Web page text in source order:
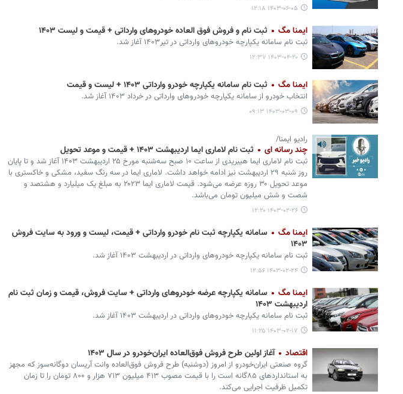
۱۴۰۳-۰۶-۰۵ ۱۲:۱۸
ایمنا مگ ثبت نام و فروش فوق العاده خودروهای وارداتی + قیمت و لیست ۱۴۰۳
ثبت نام سامانه یکپارچه خودروهای وارداتی در تیر۱۴۰۳ آغاز شد.
۱۴۰۳-۰۴-۲۰ ۱۲:۳۷
ایمنا مگ ثبت نام سامانه یکپارچه خودرو وارداتی ۱۴۰۳ + لیست و قیمت
انتخاب خودرو از سامانه یکپارچه خودروهای وارداتی در خرداد ۱۴۰۳ آغاز شد.
۱۴۰۳-۰۳-۰۹ ۰۹:۱۳
رادیو ایمنا/
چند رسانه ای ثبت نام لاماری ایما اردیبهشت ۱۴۰۳ + قیمت و موعد تحویل
ثبت نام لاماری ایما هیبریدی از ساعت ۱۰ صبح سه‌شنبه مورخ ۲۵ اردیبهشت ۱۴۰۳ آغاز شد و تا پایان
روز شنبه ۲۹ اردیبهشت نیز ادامه خواهد داشت. لاماری ایما در سه رنگ سفید، مشکی و خاکستری با
موعد تحویل ۳۰ روزه عرضه می‌شود. قیمت لاماری ایما ۲۰۲۳ به مبلغ یک میلیارد و هشتصد و
شصت و شش میلیون تومان می‌باشد.
۱۴۰۳-۰۲-۲۶ ۱۲:۲۰
ایمنا مگ
سامانه یکپارچه ثبت نام خودرو وارداتی + قیمت، لیست و ورود به سایت فروش
۱۴۰۳
ثبت نام سامانه یکپارچه خودروهای وارداتی در اردیبهشت ۱۴۰۳ آغاز شد.
۱۴۰۳-۰۲-۲۴ ۱۲:۵۶
ایمنا مگ
سامانه یکپارچه عرضه خودروهای وارداتی + سایت فروش، قیمت و زمان ثبت نام
اردیبهشت ۱۴۰۳
ثبت نام سامانه یکپارچه خودروهای وارداتی در اردیبهشت ۱۴۰۳ آغاز شد.
۱۴۰۳-۰۲-۱۷ ۱۱:۲۵
اقتصاد آغاز اولین طرح فروش فوق‌العاده ایران‌خودرو در سال ۱۴۰۳
گروه صنعتی ایران‌خودرو از امروز (دوشنبه) طرح فروش فوق‌العاده وانت آریسان دوگانه‌سوز که مجهز
به استانداردهای ۸۵گانه است را با قیمت مصوب ۴۱۳ میلیون ۷۱۳ هزار و ۸۰۰ تومان را تا زمان
تکمیل ظرفیت اجرایی می‌کند.